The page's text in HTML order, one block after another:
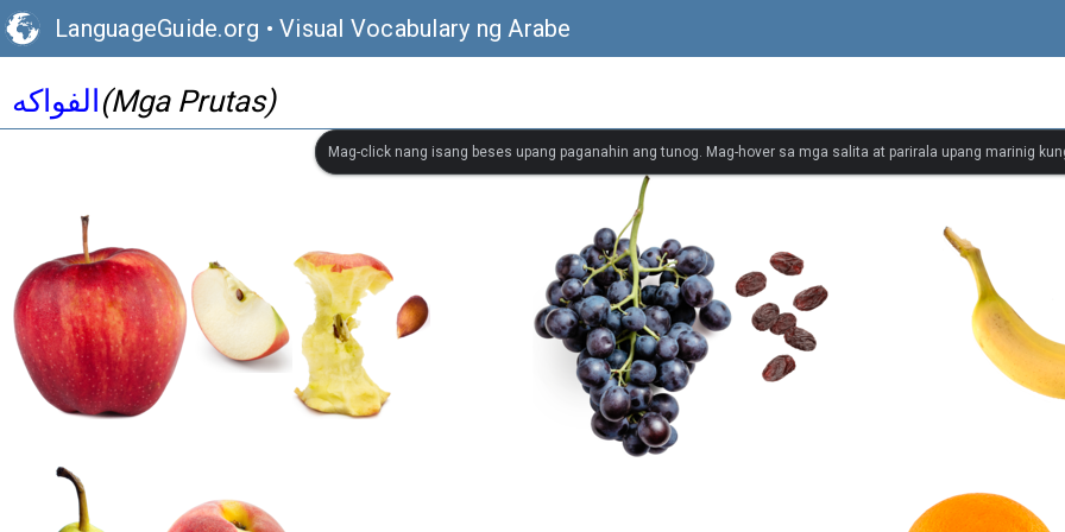
LanguageGuide.org • Visual Vocabulary ng Arabe
الفواكه(Mga Prutas)
Mag-click nang isang beses upang paganahin ang tunog. Mag-hover sa mga salita at parirala upang marinig